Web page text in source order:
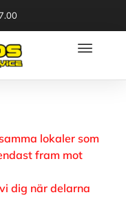
lokaler som
fram mot
dig när delarna